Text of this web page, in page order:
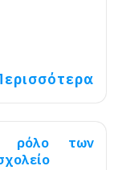
ρόλο των